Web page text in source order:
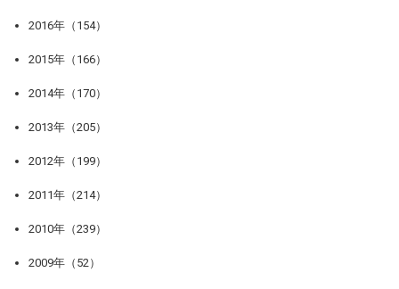
2016年（154）
2015年（166）
2014年（170）
2013年（205）
2012年（199）
2011年（214）
2010年（239）
2009年（52）